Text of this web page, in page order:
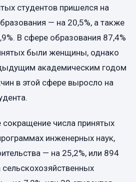
студентов пришелся на
— на 20,5%, а также
В сфере образования 87,4%
были женщины, однако
академическим годом
в этой сфере выросло на
сокращение числа принятых
инженерных наук,
— на 25,2%, или 894
сельскохозяйственных